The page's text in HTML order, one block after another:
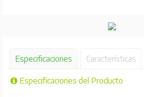
Especificaciones Características
Especificaciones del Producto